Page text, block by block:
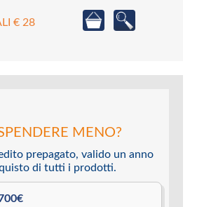
€ 28
MENO?
prepagato, valido un anno
di tutti i prodotti.